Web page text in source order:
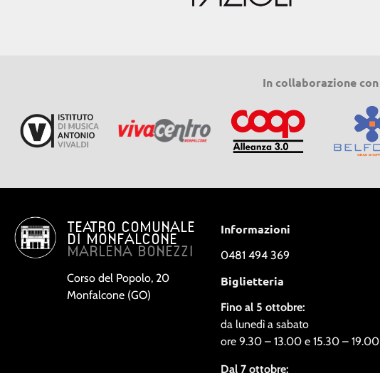
In collaborazione con
TEATRO COMUNALE
DI MONFALCONE
MARLENA BONEZZI
Corso del Popolo, 20
Monfalcone (GO)
Informazioni
0481 494 369
Biglietteria
Fino al 5 ottobre:
da lunedì a sabato
ore 9.30 – 13.00 e 15.30 – 19.00
Dal 7 ottobre: